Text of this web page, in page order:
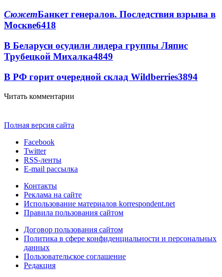
СюжетБанкет генералов. Последствия взрыва в
Москве6418
В Беларуси осудили лидера группы Ляпис
Трубецкой Михалка4849
В РФ горит очередной склад Wildberries3894
Читать комментарии
Полная версия сайта
Facebook
Twitter
RSS-ленты
E-mail рассылка
Контакты
Реклама на сайте
Использование материалов korrespondent.net
Правила пользования сайтом
Договор пользования сайтом
Политика в сфере конфиденциальности и персональных
данных
Пользовательское соглашение
Редакция